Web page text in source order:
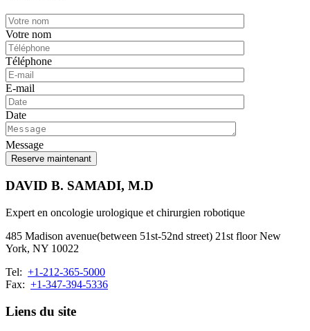
Votre nom
Téléphone
E-mail
Date
Message
DAVID B. SAMADI, M.D
Expert en oncologie urologique et chirurgien robotique
485 Madison avenue(between 51st-52nd street) 21st floor New
York, NY 10022
Tel: +1-212-365-5000
Fax: +1-347-394-5336
Liens du site